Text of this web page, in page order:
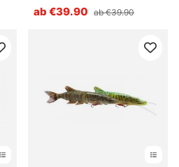
ab €39.90 ab €39.90